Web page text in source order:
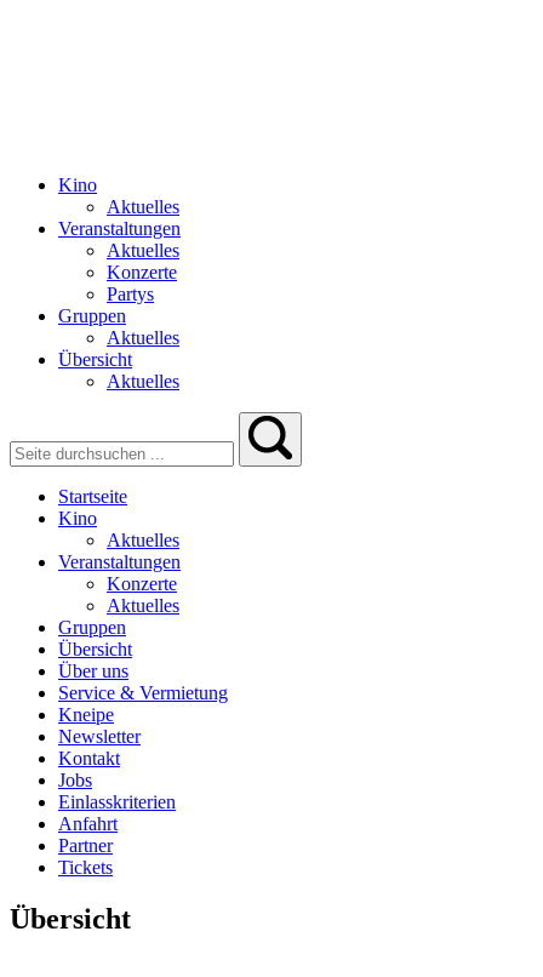
Kino
Aktuelles
Veranstaltungen
Aktuelles
Konzerte
Partys
Gruppen
Aktuelles
Übersicht
Aktuelles
Startseite
Kino
Aktuelles
Veranstaltungen
Konzerte
Aktuelles
Gruppen
Übersicht
Über uns
Service & Vermietung
Kneipe
Newsletter
Kontakt
Jobs
Einlasskriterien
Anfahrt
Partner
Tickets
Übersicht